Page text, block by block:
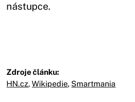
nástupce.
Zdroje článku:
HN.cz, Wikipedie, Smartmania